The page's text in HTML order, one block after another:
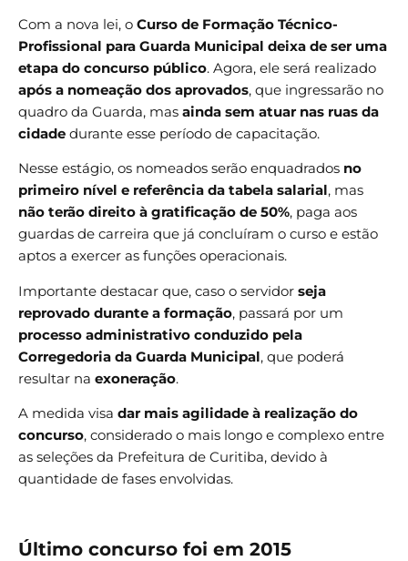
Com a nova lei, o Curso de Formação Técnico-
Profissional para Guarda Municipal deixa de ser uma
etapa do concurso público. Agora, ele será realizado
após a nomeação dos aprovados, que ingressarão no
quadro da Guarda, mas ainda sem atuar nas ruas da
cidade durante esse período de capacitação.
Nesse estágio, os nomeados serão enquadrados no
primeiro nível e referência da tabela salarial, mas
não terão direito à gratificação de 50%, paga aos
guardas de carreira que já concluíram o curso e estão
aptos a exercer as funções operacionais.
Importante destacar que, caso o servidor seja
reprovado durante a formação, passará por um
processo administrativo conduzido pela
Corregedoria da Guarda Municipal, que poderá
resultar na exoneração.
A medida visa dar mais agilidade à realização do
concurso, considerado o mais longo e complexo entre
as seleções da Prefeitura de Curitiba, devido à
quantidade de fases envolvidas.
Último concurso foi em 2015